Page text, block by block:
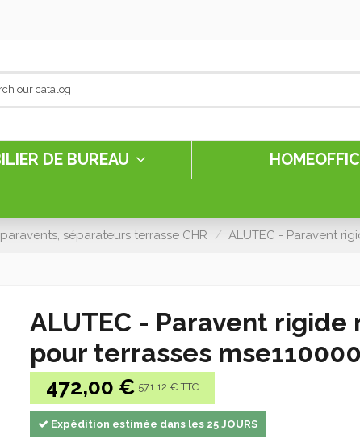
DE BUREAU
séparateurs terrasse CHR ALUTEC - Paravent
ALUTEC - Paravent
pour terrasses
472,00 € 571.12 € TTC
Expédition estimée dans les 25 JOURS